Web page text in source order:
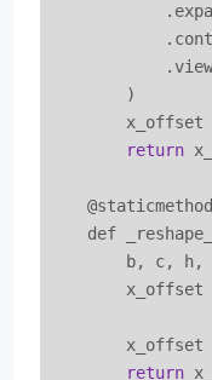
        )
x_offset
return
    @staticmethod
def
b, c, h,
x_offset
return